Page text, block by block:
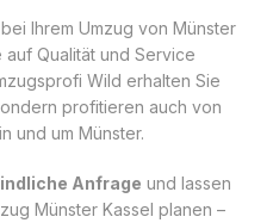
Ihrem Umzug von Münster
Qualität und Service
Wild erhalten Sie
profitieren auch von
und um Münster.
Anfrage und lassen
Münster Kassel planen –